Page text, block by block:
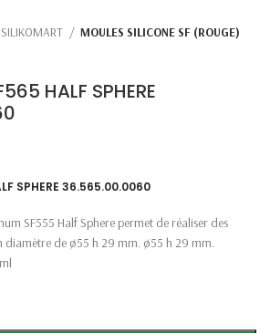
SILIKOMART MOULES SILICONE SF (ROUGE)
HALF SPHERE
SPHERE 36.565.00.0060
SF555 Half Sphere permet de réaliser des
diamètre de ø55 h 29 mm. ø55 h 29 mm.